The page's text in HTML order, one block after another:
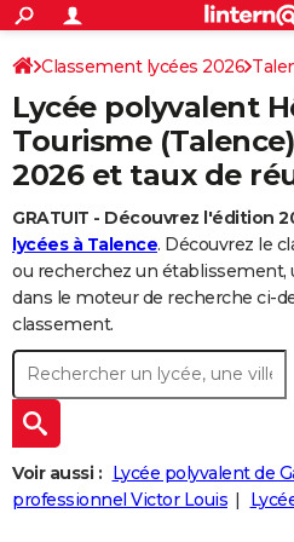
ACTUALITÉS
Politique
Société
Faits Divers
Education
Monde
Villes
+
SPORT
Coupe du monde 2026
Football
Tennis
Cyclisme
Rugby
Forum
CULTURE
Programme TV
TNT
Streaming
Cinéma
Sorties cinéma
Musique
+
FINANCE
Retraite
Impôts
Epargne
Immobilier
Risques naturels par ville
Banque
Assurance
Crédit
AUTO
Essais
Réserver un essai
Citadines
Berlines
SUV
Forum auto
+
HIGH-TECH
Mobiles
Meilleur smartphone
Internet
Ordinateurs
Jeux vidéo
Guide high-tech
+
BRICOLAGE
Forum
Aménagement intérieur
Extérieur
Cuisine
Salle de bains
Jardinage
Rangement
WEEK-END
Guides de France
Escapades
Patrimoine
Expositions
Musées
Week-end nature
+LIFESTYLE
Art de vivre
Bien-être
Loisirs
Mode
Modes de vie
+SANTE
Classement lycées 2026
Lycée polyvalent
Tourisme
2026 et taux de
GRATUIT - Découvrez l'édition
lycées à Talence. Découvrez le
ou recherchez un
dans le moteur de recherche ci-
classement.
Voir aussi : Lycée polyvalent de
professionnel Victor Louis